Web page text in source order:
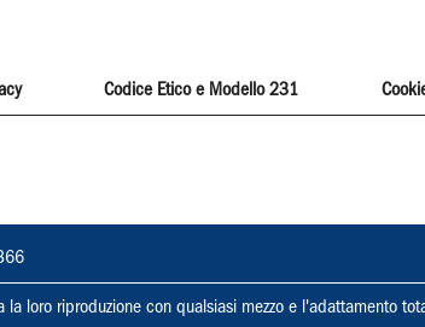
Codice Etico e Modello 231
loro riproduzione con qualsiasi mezzo e l'adattamento